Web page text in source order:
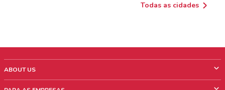
Todas as cidades
ABOUT US